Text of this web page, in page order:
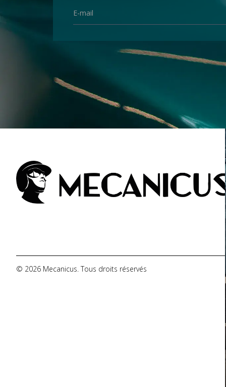
Citroën
D.B
De Tomaso
© 2026 Mecanicus. Tous droits réservés